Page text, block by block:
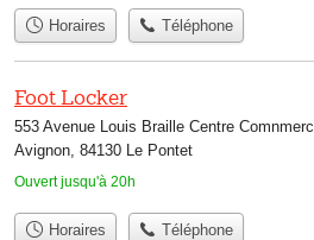
Horaires Téléphone
Foot Locker
553 Avenue Louis Braille Centre
Avignon, 84130 Le Pontet
Ouvert jusqu'à 20h
Horaires Téléphone